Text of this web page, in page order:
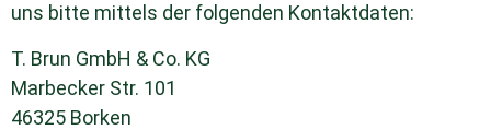
uns bitte mittels der folgenden Kontaktdaten:
T. Brun GmbH & Co. KG
Marbecker Str. 101
46325 Borken